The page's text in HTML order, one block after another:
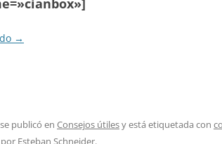
→
publicó en Consejos útilesy está etiquetada con
por Esteban Schneider.